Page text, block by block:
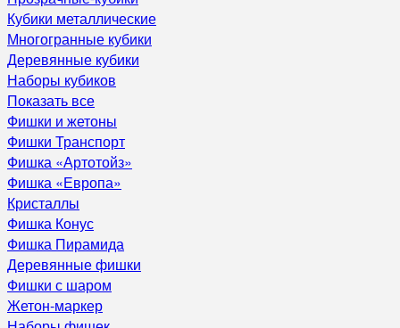
Кубики металлические
Многогранные кубики
Деревянные кубики
Наборы кубиков
Показать все
Фишки и жетоны
Фишки Транспорт
Фишка «Артотойз»
Фишка «Европа»
Кристаллы
Фишка Конус
Фишка Пирамида
Деревянные фишки
Фишки с шаром
Жетон-маркер